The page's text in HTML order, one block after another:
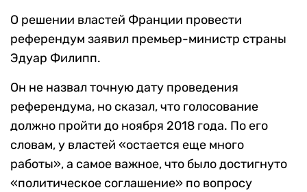
О решении властей Франции провести
референдум заявил премьер-министр страны
Эдуар Филипп.
Он не назвал точную дату проведения
референдума, но сказал, что голосование
должно пройти до ноября 2018 года. По его
словам, у властей «остается еще много
работы», а самое важное, что было достигнуто
«политическое соглашение» по вопросу